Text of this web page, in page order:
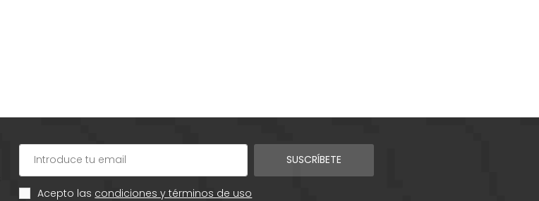
SUSCRÍBETE
Acepto las condiciones y términos de uso